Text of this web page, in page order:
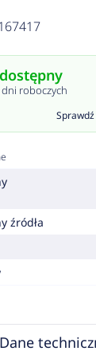
dni roboczych
źródła
Dane